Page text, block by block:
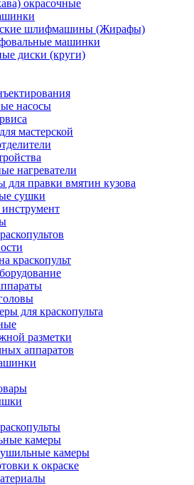
окрасочные
шлифмашины (Жирафы)
машинки
диски (круги)
насосы
мастерской
нагреватели
для правки вмятин кузова
сушки
краскопульт
для краскопульта
разметки
аппаратов
камеры
камеры
к окраске